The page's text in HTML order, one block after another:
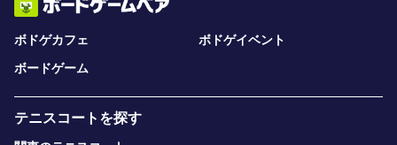
ボドゲカフェ
ボドゲイベント
ボードゲーム
テニスコートを探す